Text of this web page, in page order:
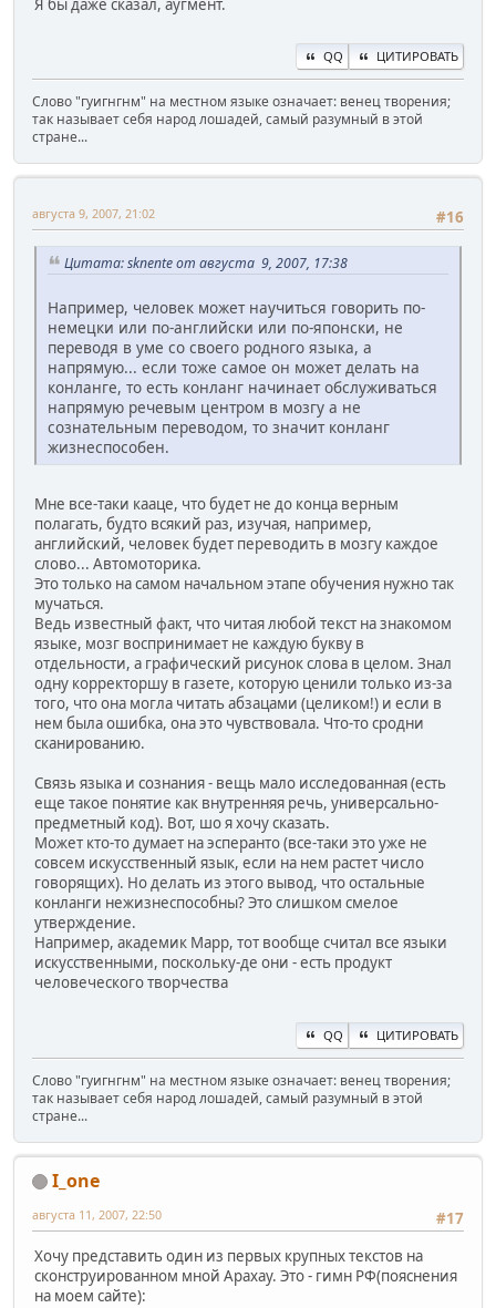
Я бы даже сказал, аугмент.
QQ ЦИТИРОВАТЬ
Слово "гуигнгнм" на местном языке означает: венец творения;
так называет себя народ лошадей, самый разумный в этой
стране...
#16
августа 9, 2007, 21:02
Цитата: sknente от августа 9, 2007, 17:38
Например, человек может научиться говорить по-
немецки или по-английски или по-японски, не
переводя в уме со своего родного языка, а
напрямую... если тоже самое он может делать на
конланге, то есть конланг начинает обслуживаться
напрямую речевым центром в мозгу а не
сознательным переводом, то значит конланг
жизнеспособен.
Мне все-таки кааце, что будет не до конца верным
полагать, будто всякий раз, изучая, например,
английский, человек будет переводить в мозгу каждое
слово... Автомоторика.
Это только на самом начальном этапе обучения нужно так
мучаться.
Ведь известный факт, что читая любой текст на знакомом
языке, мозг воспринимает не каждую букву в
отдельности, а графический рисунок слова в целом. Знал
одну корректоршу в газете, которую ценили только из-за
того, что она могла читать абзацами (целиком!) и если в
нем была ошибка, она это чувствовала. Что-то сродни
сканированию.
Связь языка и сознания - вещь мало исследованная (есть
еще такое понятие как внутренняя речь, универсально-
предметный код). Вот, шо я хочу сказать.
Может кто-то думает на эсперанто (все-таки это уже не
совсем искусственный язык, если на нем растет число
говорящих). Но делать из этого вывод, что остальные
конланги нежизнеспособны? Это слишком смелое
утверждение.
Например, академик Марр, тот вообще считал все языки
искусственными, поскольку-де они - есть продукт
человеческого творчества
QQ ЦИТИРОВАТЬ
Слово "гуигнгнм" на местном языке означает: венец творения;
так называет себя народ лошадей, самый разумный в этой
стране...
I_one
#17
августа 11, 2007, 22:50
Хочу представить один из первых крупных текстов на
сконструированном мной Арахау. Это - гимн РФ(пояснения
на моем сайте):